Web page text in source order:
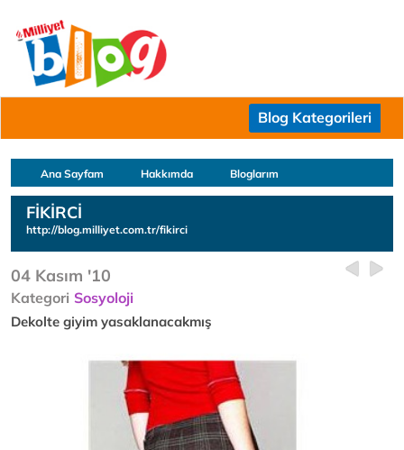
Blog Kategorileri
Ana Sayfam Hakkımda Bloglarım
FİKİRCİ
http://blog.milliyet.com.tr/fikirci
04 Kasım '10
Kategori Sosyoloji
Dekolte giyim yasaklanacakmış